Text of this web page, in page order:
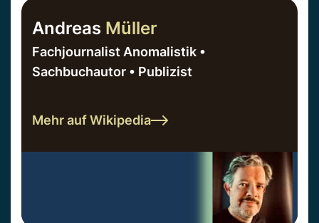
Andreas Müller
Fachjournalist Anomalistik •
Sachbuchautor • Publizist
Mehr auf Wikipedia